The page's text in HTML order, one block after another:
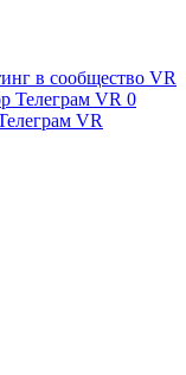
в сообщество VR
VR